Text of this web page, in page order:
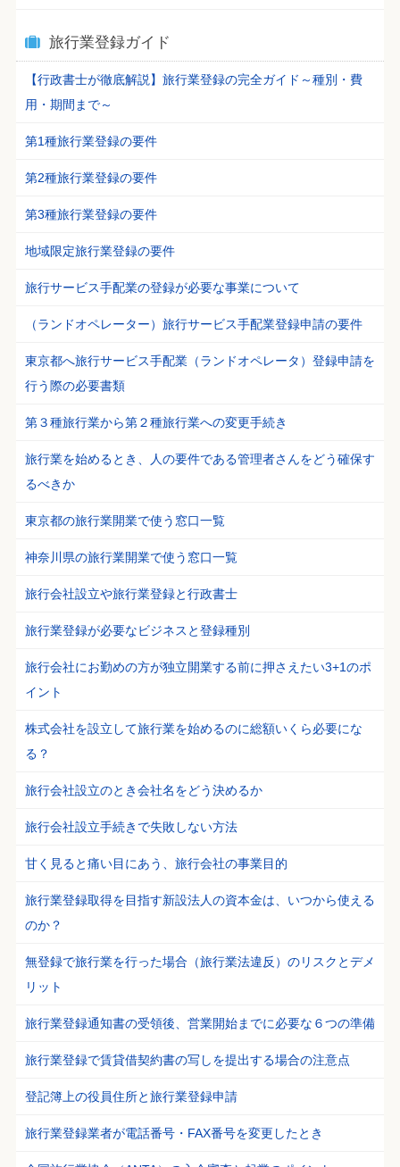
旅行業登録ガイド
【行政書士が徹底解説】旅行業登録の完全ガイド～種別・費
用・期間まで～
第1種旅行業登録の要件
第2種旅行業登録の要件
第3種旅行業登録の要件
地域限定旅行業登録の要件
旅行サービス手配業の登録が必要な事業について
（ランドオペレーター）旅行サービス手配業登録申請の要件
東京都へ旅行サービス手配業（ランドオペレータ）登録申請を
行う際の必要書類
第３種旅行業から第２種旅行業への変更手続き
旅行業を始めるとき、人の要件である管理者さんをどう確保す
るべきか
東京都の旅行業開業で使う窓口一覧
神奈川県の旅行業開業で使う窓口一覧
旅行会社設立や旅行業登録と行政書士
旅行業登録が必要なビジネスと登録種別
旅行会社にお勤めの方が独立開業する前に押さえたい3+1のポ
イント
株式会社を設立して旅行業を始めるのに総額いくら必要にな
る？
旅行会社設立のとき会社名をどう決めるか
旅行会社設立手続きで失敗しない方法
甘く見ると痛い目にあう、旅行会社の事業目的
旅行業登録取得を目指す新設法人の資本金は、いつから使える
のか？
無登録で旅行業を行った場合（旅行業法違反）のリスクとデメ
リット
旅行業登録通知書の受領後、営業開始までに必要な６つの準備
旅行業登録で賃貸借契約書の写しを提出する場合の注意点
登記簿上の役員住所と旅行業登録申請
旅行業登録業者が電話番号・FAX番号を変更したとき